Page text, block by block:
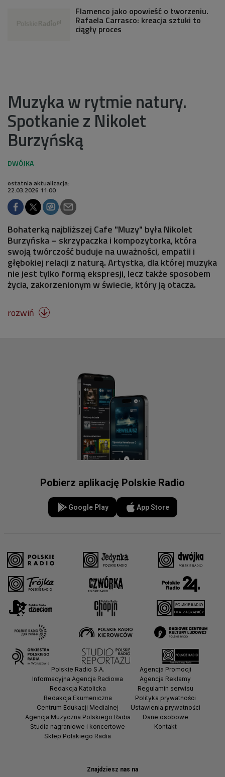
Flamenco jako opowieść o tworzeniu.
Rafaela Carrasco: kreacja sztuki to
ciągły proces
Muzyka w rytmie natury.
Spotkanie z Nikolet
Burzyńską
ostatnia aktualizacja:
22.03.2026 11:00
Bohaterką najbliższej Cafe "Muzy" była Nikolet
Burzyńska – skrzypaczka i kompozytorka, która
swoją twórczość buduje na uważności, empatii i
głębokiej relacji z naturą. Artystka, dla której muzyka
nie jest tylko formą ekspresji, lecz także sposobem
życia, zakorzenionym w świecie, który ją otacza.
rozwiń 
Pobierz aplikację Polskie Radio
Google Play App Store
Znajdziesz nas na
Polskie Radio S.A.
Informacyjna Agencja Radiowa
Redakcja Katolicka
Redakcja Ekumeniczna
Centrum Edukacji Medialnej
Agencja Muzyczna Polskiego Radia
Studia nagraniowe i koncertowe
Sklep Polskiego Radia
Agencja Promocji
Agencja Reklamy
Regulamin serwisu
Polityka prywatności
Ustawienia prywatności
Dane osobowe
Kontakt